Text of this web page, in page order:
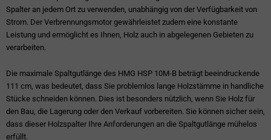
Spalter an jedem Ort zu verwenden, unabhängig von der Verfügbarkeit von
Strom. Der Verbrennungsmotor gewährleistet zudem eine konstante
Leistung und ermöglicht es Ihnen, Holz auch in abgelegenen Gebieten zu
verarbeiten.
Die maximale Spaltgutlänge des HMG HSP 10M-B beträgt beeindruckende
111 cm, was bedeutet, dass Sie problemlos lange Holzstämme in handliche
Stücke schneiden können. Dies ist besonders nützlich, wenn Sie Holz für
den Bau, die Lagerung oder den Verkauf vorbereiten. Sie können sicher sein,
dass dieser Holzspalter Ihre Anforderungen an die Spaltgutlänge mühelos
erfüllt.